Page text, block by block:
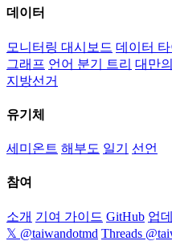
데이터
모니터링 대시보드 데이터
그래프 언어 분기 트리 대만
지방선거
유기체
세미온트 해부도 일기 선언
참여
소개 기여 가이드 GitHub 업
𝕏 @taiwandotmd Threads